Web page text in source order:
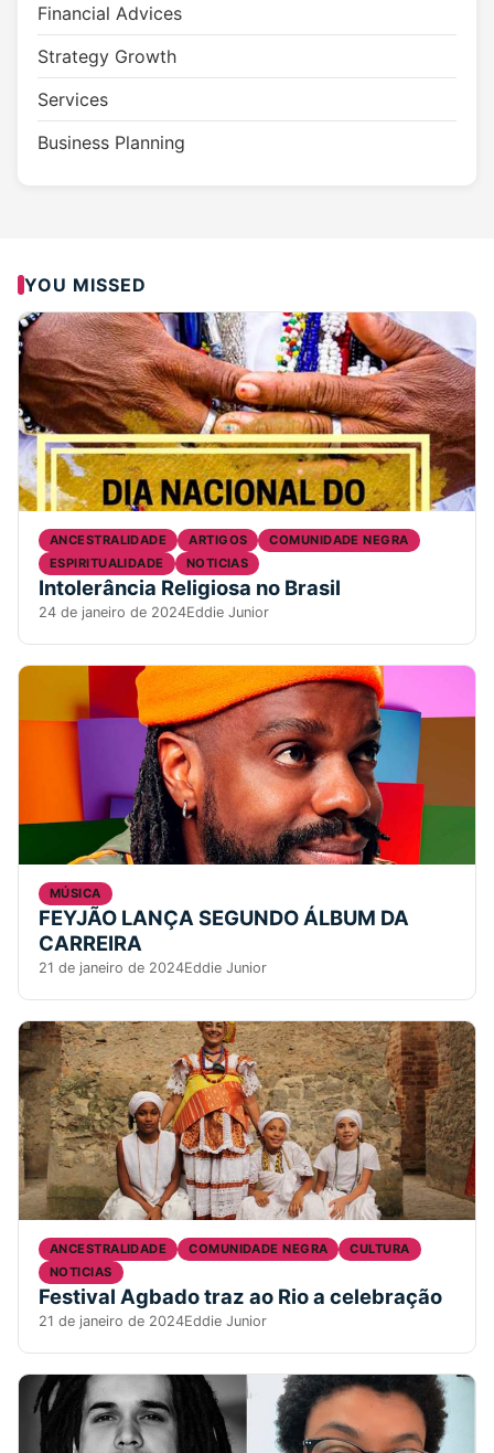
Financial Advices
Strategy Growth
Services
Business Planning
YOU MISSED
ANCESTRALIDADE ARTIGOS
COMUNIDADE NEGRA
ESPIRITUALIDADE
NOTICIAS
Intolerância Religiosa no Brasil
24 de janeiro de 2024Eddie Junior
MÚSICA
FEYJÃO LANÇA SEGUNDO ÁLBUM DA
CARREIRA
21 de janeiro de 2024Eddie Junior
ANCESTRALIDADE COMUNIDADE NEGRA
CULTURA
NOTICIAS
Festival Agbado traz ao Rio a celebração
21 de janeiro de 2024Eddie Junior